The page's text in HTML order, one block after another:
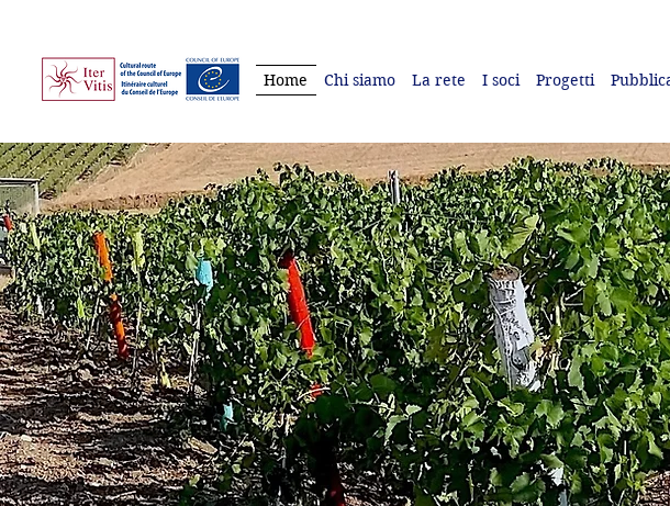
Home Chi siamo La rete I soci Progetti
Una nuova prospettiva
Iter Vitis, itinerario nel